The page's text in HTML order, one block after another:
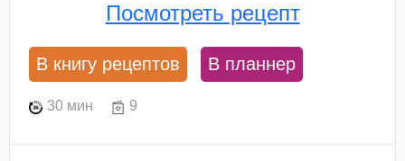
Посмотреть рецепт
В книгу рецептов В планнер
30 мин 9